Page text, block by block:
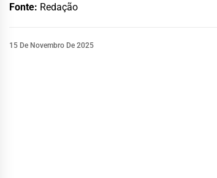
Fonte: Redação
15 De Novembro De 2025